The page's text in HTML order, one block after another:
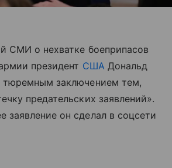
СМИ о нехватке боеприпасов
президент США Дональд
тюремным заключением тем,
предательских заявлений».
заявление он сделал в соцсети